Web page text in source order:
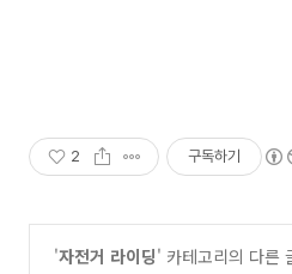
2 구독하기
'자전거 라이딩' 카테고리의 다른